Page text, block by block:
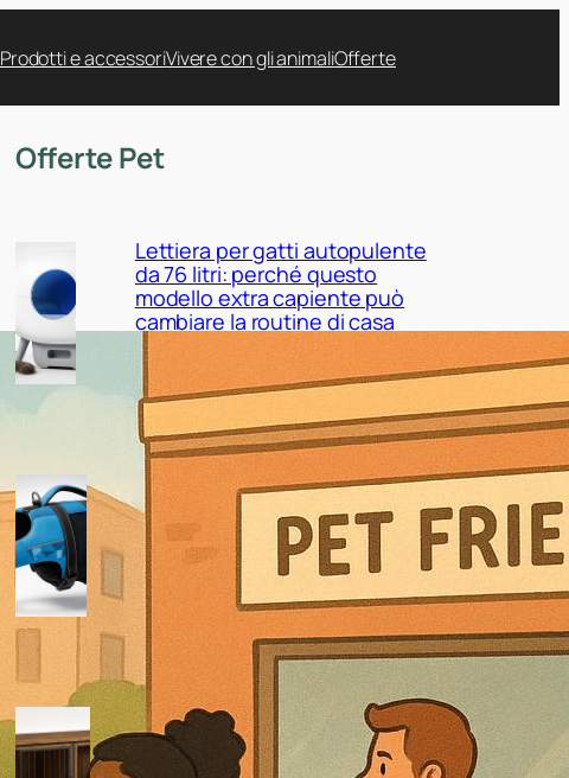
Prodotti e accessoriVivere con gli animaliOfferte
Offerte Pet
Lettiera per gatti autopulente
da 76 litri: perché questo
modello extra capiente può
cambiare la routine di casa
Giubbotto di salvataggio
CITÉTOILE per cani XS:
sicurezza in acqua per
cuccioli e taglie toy
Kennel tavolo XXL in legno e
metallo: la gabbia per cani
che diventa mobile da salotto